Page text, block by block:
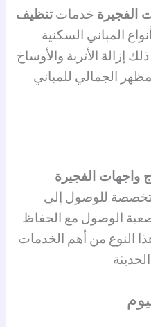
الفجيرة خدماتتنظيف
المباني السكنية
إزالة الأتربة والأوساخ
الجمالي للمباني
واجهات الفجيرة
للوصول إلى
الوصول مع الحفاظ
النوع من أهم الخدمات